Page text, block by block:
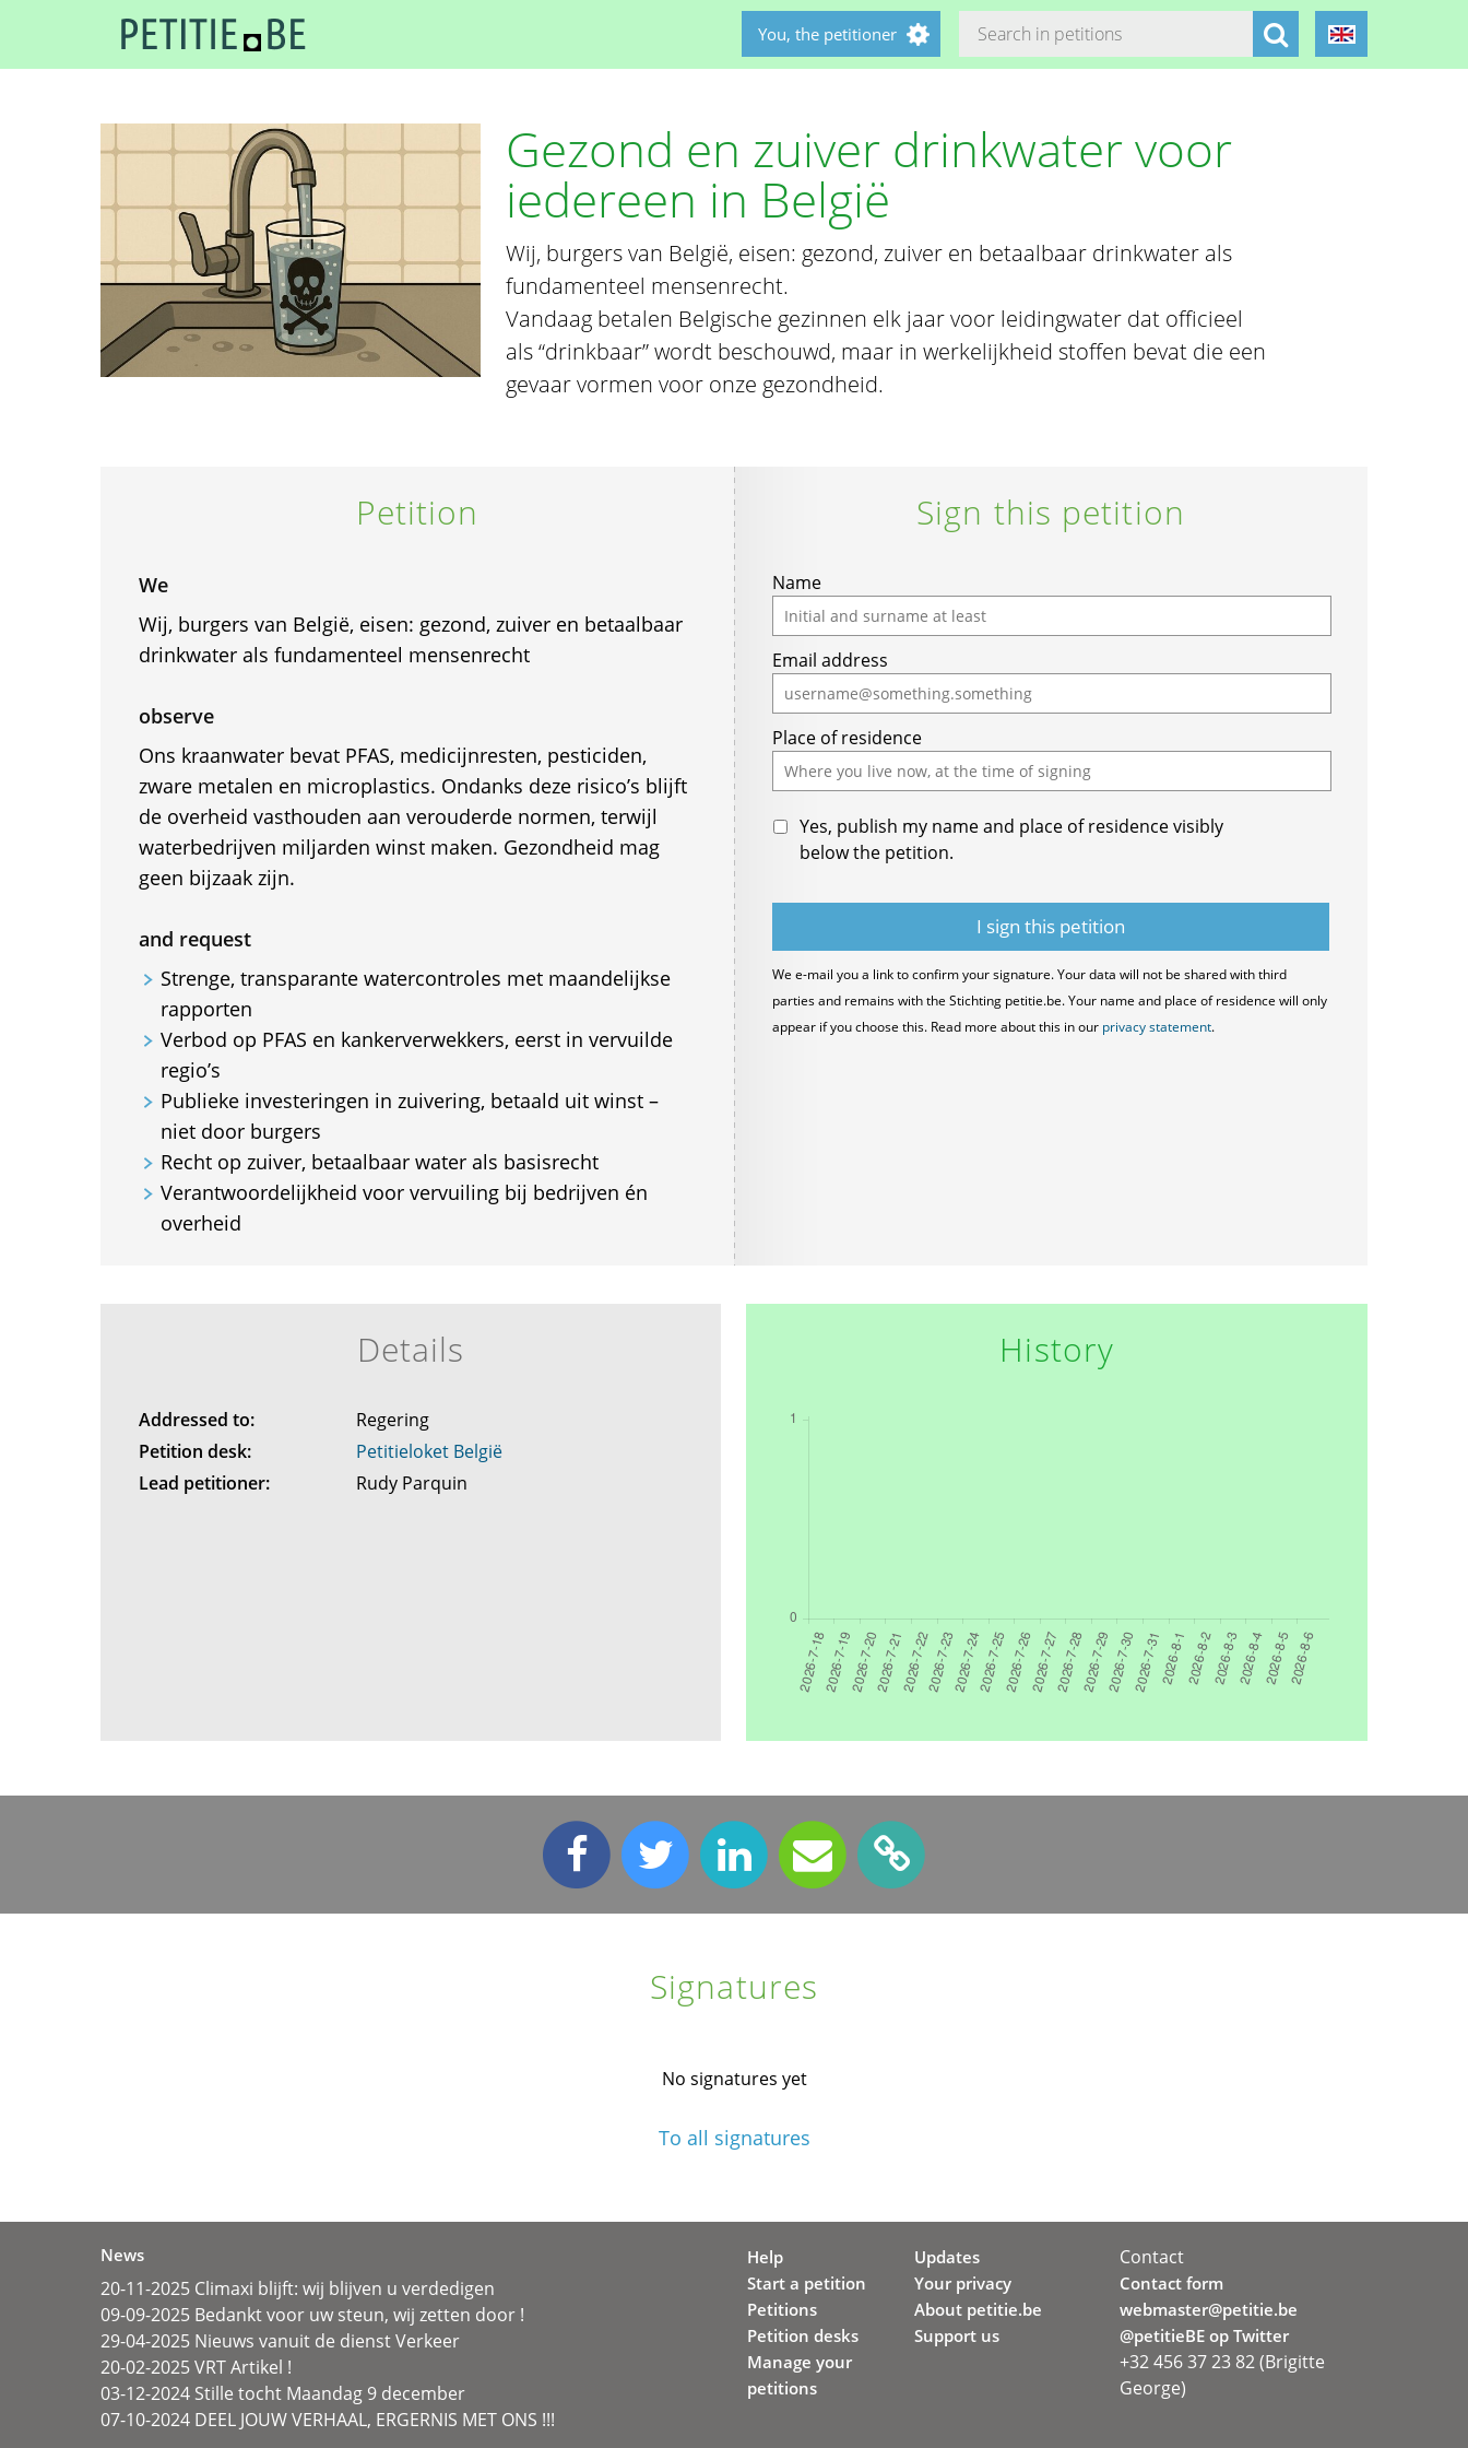
You, the petitioner
Gezond en zuiver drinkwater voor
iedereen in België
Wij, burgers van België, eisen: gezond, zuiver en betaalbaar drinkwater als
fundamenteel mensenrecht.
Vandaag betalen Belgische gezinnen elk jaar voor leidingwater dat officieel
als “drinkbaar” wordt beschouwd, maar in werkelijkheid stoffen bevat die een
gevaar vormen voor onze gezondheid.
Petition
We
Wij, burgers van België, eisen: gezond, zuiver en betaalbaar
drinkwater als fundamenteel mensenrecht
observe
Ons kraanwater bevat PFAS, medicijnresten, pesticiden,
zware metalen en microplastics. Ondanks deze risico’s blijft
de overheid vasthouden aan verouderde normen, terwijl
waterbedrijven miljarden winst maken. Gezondheid mag
geen bijzaak zijn.
and request
Strenge, transparante watercontroles met maandelijkse
rapporten
Verbod op PFAS en kankerverwekkers, eerst in vervuilde
regio’s
Publieke investeringen in zuivering, betaald uit winst –
niet door burgers
Recht op zuiver, betaalbaar water als basisrecht
Verantwoordelijkheid voor vervuiling bij bedrijven én
overheid
Sign this petition
If
you
are
a
human,
ignore
this
field
Name
Email address
Place of residence
Yes, publish my name and place of residence visibly
below the petition.
We e-mail you a link to confirm your signature. Your data will not be shared with third
parties and remains with the Stichting petitie.be. Your name and place of residence will only
appear if you choose this. Read more about this in our privacy statement.
Details
Addressed to:
Regering
Petition desk:
Petitieloket België
Lead petitioner:
Rudy Parquin
History
Signatures
No signatures yet
To all signatures
News
20-11-2025 Climaxi blijft: wij blijven u verdedigen
09-09-2025 Bedankt voor uw steun, wij zetten door !
29-04-2025 Nieuws vanuit de dienst Verkeer
20-02-2025 VRT Artikel !
03-12-2024 Stille tocht Maandag 9 december
07-10-2024 DEEL JOUW VERHAAL, ERGERNIS MET ONS !!!
Help
Start a petition
Petitions
Petition desks
Manage your
petitions
Updates
Your privacy
About petitie.be
Support us
Contact
Contact form
webmaster@petitie.be
@petitieBE op Twitter
+32 456 37 23 82 (Brigitte
George)